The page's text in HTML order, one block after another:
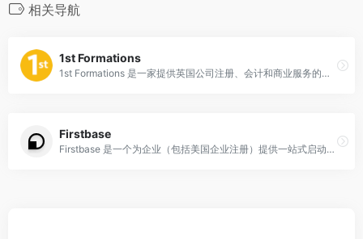
相关导航
1st Formations
1st Formations 是一家提供英国公司注册、会计和商业服务的一站式在线平台，旨在帮助创业者和企业主快速、便捷地成立和管理公司。
Firstbase
Firstbase 是一个为企业（包括美国企业注册）提供一站式启动服务的平台，旨在帮助创业者快速、轻松地启动和运营他们的美国公司。